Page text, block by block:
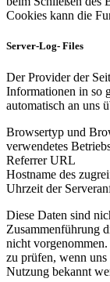
Cookies kann die
Server-Log- Files
Der Provider der
Informationen in so
automatisch an uns
Browsertyp und
verwendetes
Referrer URL
Hostname des
Uhrzeit der
Diese Daten sind
Zusammenführung
nicht
zu prüfen, wenn
Nutzung bekannt